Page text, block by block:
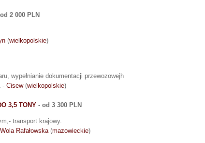
2 000 PLN
(wielkopolskie)
wypełnianie dokumentacji przewozowejh
- Cisew(wielkopolskie)
3,5 TONY - od 3 300 PLN
transport krajowy.
Wola Rafałowska(mazowieckie)